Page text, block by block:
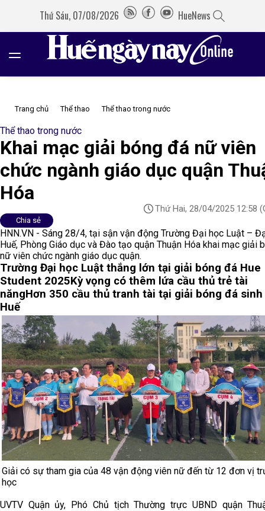
Thứ Sáu, 07/08/2026 HueNews
Trang chủ Thể thao Thể thao trong nước
Thể thao trong nước
Khai mạc giải bóng đá nữ viên
chức ngành giáo dục quận
Hóa
Thứ Hai, 28/04/2025 12:58
Chia sẻ
HNN.VN - Sáng 28/4, tại sận vận động Trường Đại học Luật –
Huế, Phòng Giáo dục và Đào tạo quận Thuận Hóa khai mạc giải
nữ viên chức ngành giáo dục quận.
Trường Đại học Luật thắng lớn tại giải bóng đá Hue
Student 2025Kỳ vọng có thêm lứa cầu thủ trẻ tài
năngHơn 350 cầu thủ tranh tài tại giải bóng đá
Huế
Giải có sự tham gia của 48 vận động viên nữ đến từ 12 đơn vị
học
UVTV Quận ủy, Phó Chủ tịch Thường trực UBND quận